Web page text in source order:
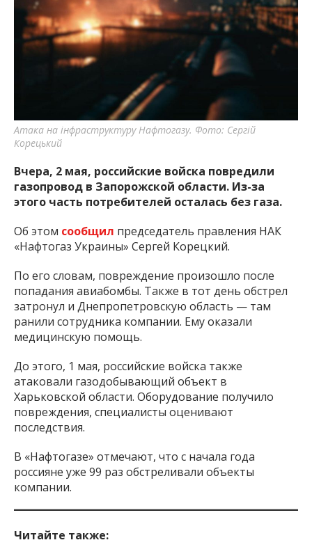
важную информацию о событиях
города Запорожья и области.
Атака на інфраструктуру Нафтогазу. Фото: Сергій
Корецький
Вчера, 2 мая, российские войска повредили
газопровод в Запорожской области. Из-за
этого часть потребителей осталась без газа.
Об этом сообщил председатель правления НАК
«Нафтогаз Украины» Сергей Корецкий.
По его словам, повреждение произошло после
попадания авиабомбы. Также в тот день обстрел
затронул и Днепропетровскую область — там
ранили сотрудника компании. Ему оказали
медицинскую помощь.
До этого, 1 мая, российские войска также
атаковали газодобывающий объект в
Харьковской области. Оборудование получило
повреждения, специалисты оценивают
последствия.
В «Нафтогазе» отмечают, что с начала года
россияне уже 99 раз обстреливали объекты
компании.
Читайте также: